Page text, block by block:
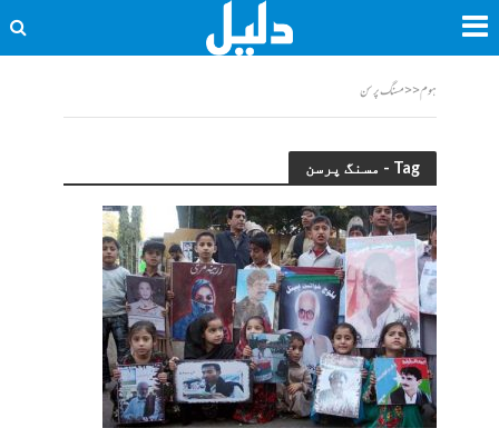
ہوم<<مسنگ پرسن
Tag - مسنگ پرسن